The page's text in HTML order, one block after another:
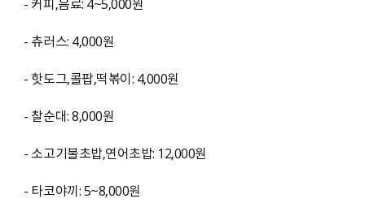
- 츄러스: 4,000원
- 핫도그,콜팝,떡볶이: 4,000원
- 찰순대: 8,000원
- 소고기불초밥,연어초밥: 12,000원
- 타코야끼: 5~8,000원